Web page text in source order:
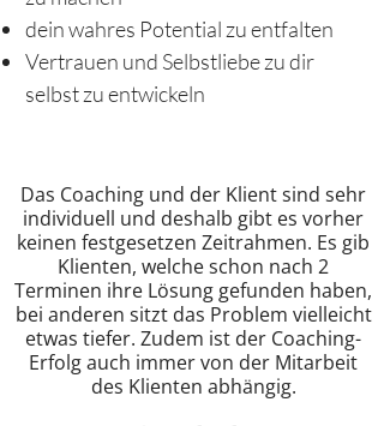
dein wahres Potential zu entfalten
Vertrauen und Selbstliebe zu dir
selbst zu entwickeln
Das Coaching und der Klient sind sehr
individuell und deshalb gibt es vorher
keinen festgesetzen Zeitrahmen. Es gib
Klienten, welche schon nach 2
Terminen ihre Lösung gefunden haben,
bei anderen sitzt das Problem vielleicht
etwas tiefer. Zudem ist der Coaching-
Erfolg auch immer von der Mitarbeit
des Klienten abhängig.